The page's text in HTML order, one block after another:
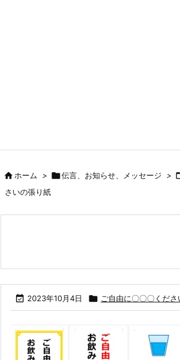
ホーム > 伝言、お知らせ、メッセージ >
さいの張り紙
 2023年10月4日  ご自由に〇〇〇くだ